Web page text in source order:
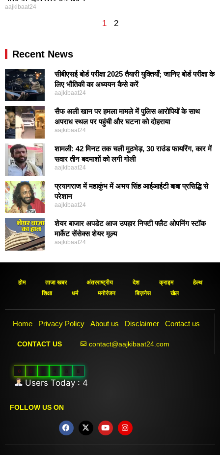
aajkibaat24
1 2
Recent News
सीबीएसई बोर्ड परीक्षा 2025 तैयारी युक्तियाँ; जानिए बोर्ड परीक्षा के
लिए भौतिकी का अध्ययन कैसे करें
aajkibaat24
सैफ अली खान पर हमला मामले में पुलिस आरोपियों के साथ
अपराध स्थल पर पहुंची और घटना को दोहराया
aajkibaat24
शामली: 42 मिनट तक चली मुठभेड़, 30 राउंड फायरिंग, कार में
सवार तीन बदमाशों को लगी गोली
aajkibaat24
प्रयागराज में महाकुंभ में अभय सिंह आईआईटी बाबा प्रसिद्धि से
परेशान
aajkibaat24
शेयर बाजार अपडेट आज उपहार निफ्टी फ्लैट ओपनिंग स्टॉक
मार्केट सेंसेक्स शेयर मूल्य
aajkibaat24
होम ताजा खबर अंतरराष्ट्रीय देश क्राइम
हेल्थ
शिक्षा
धर्म मनोरंजन बिज़नेस खेल
Home Privacy Policy About us Disclaimer Contact us
CONTACT US contact@aajkibaat24.com
0 0
Users Today : 4
FOLLOW US ON